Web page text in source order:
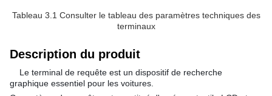
Tableau 3.1 Consulter le tableau des paramètres techniques des
terminaux
Description du produit
Le terminal de requête est un dispositif de recherche
graphique essentiel pour les voitures.